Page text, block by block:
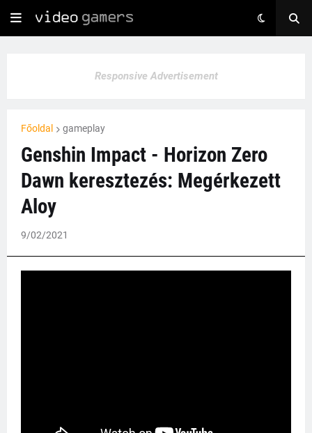
Responsive Advertisement
Főoldal gameplay
Genshin Impact - Horizon Zero
Dawn keresztezés: Megérkezett
Aloy
9/02/2021